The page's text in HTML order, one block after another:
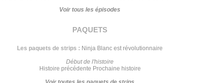
Voir tous les épisodes
paquets
Les paquets de strips : Ninja Blanc est révolutionnaire
Début de l'histoire
Histoire précédente Prochaine histoire